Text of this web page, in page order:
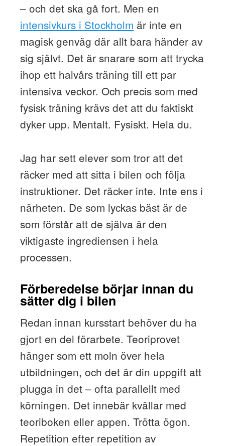
– och det ska gå fort. Men en
intensivkurs i Stockholm är inte en
magisk genväg där allt bara händer av
sig självt. Det är snarare som att trycka
ihop ett halvårs träning till ett par
intensiva veckor. Och precis som med
fysisk träning krävs det att du faktiskt
dyker upp. Mentalt. Fysiskt. Hela du.
Jag har sett elever som tror att det
räcker med att sitta i bilen och följa
instruktioner. Det räcker inte. Inte ens i
närheten. De som lyckas bäst är de
som förstår att de själva är den
viktigaste ingrediensen i hela
processen.
Förberedelse börjar innan du
sätter dig i bilen
Redan innan kursstart behöver du ha
gjort en del förarbete. Teoriprovet
hänger som ett moln över hela
utbildningen, och det är din uppgift att
plugga in det – ofta parallellt med
körningen. Det innebär kvällar med
teoriboken eller appen. Trötta ögon.
Repetition efter repetition av